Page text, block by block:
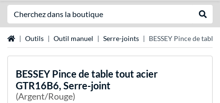
Page d'accueil
Outils Outil manuel Serre-joints BESSEY Pince de
BESSEY Pince de table tout acier
GTR16B6, Serre-joint
(Argent/Rouge)